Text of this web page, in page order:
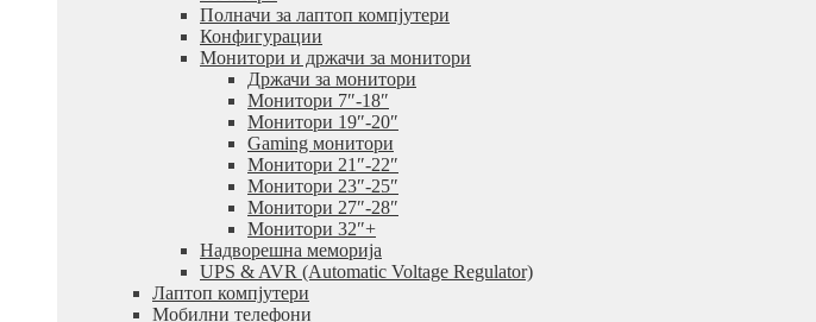
Полначи за лаптоп компјутери
Конфигурации
Монитори и држачи за монитори
Држачи за монитори
Монитори 7″-18″
Монитори 19″-20″
Gaming монитори
Монитори 21″-22″
Монитори 23″-25″
Монитори 27″-28″
Монитори 32″+
Надворешна меморија
UPS & AVR (Automatic Voltage Regulator)
Лаптоп компјутери
Мобилни телефони